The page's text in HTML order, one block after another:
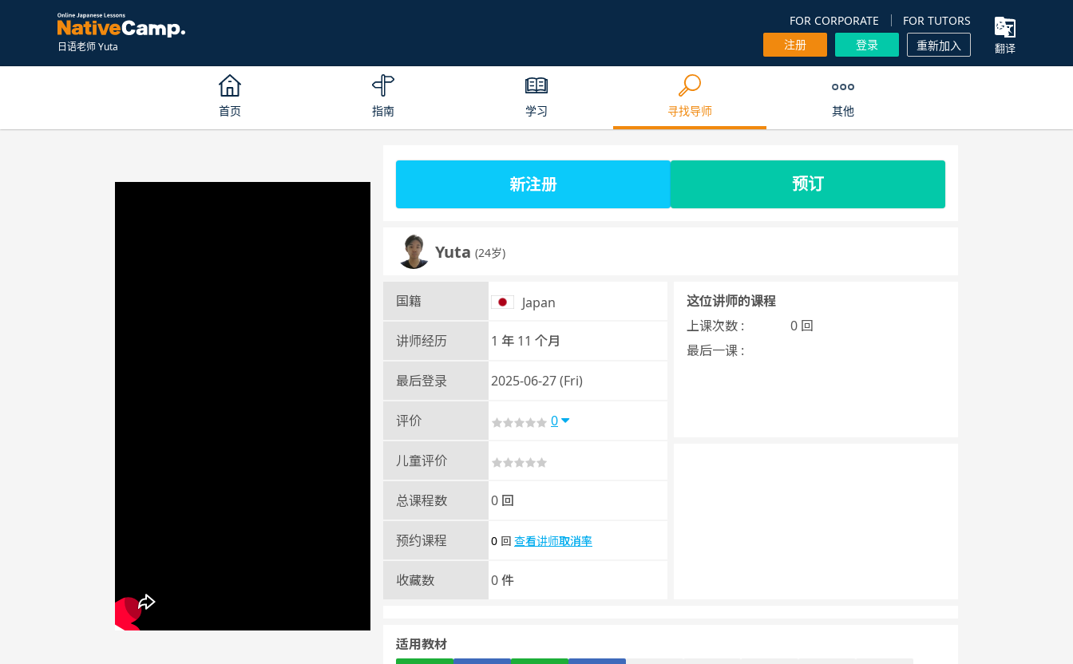
日语老师 Yuta
FOR CORPORATE
FOR TUTORS
注册
登录 重新加入 翻译
首页 指南 学习 寻找导师 其他
新注册 预订
Yuta (24岁)
国籍 Japan
讲师经历 1 年 11 个月
最后登录 2025-06-27 (Fri)
评价 0
儿童评价
总课程数 0 回
预约课程 0 回 查看讲师取消率
收藏数 0 件
这位讲师的课程
上课次数 :
0 回
最后一课 :
适用教材